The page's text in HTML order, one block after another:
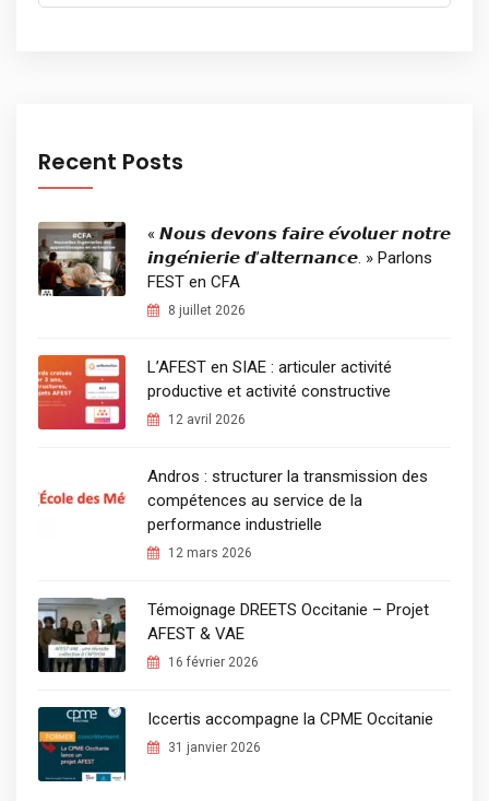
Recent Posts
« 𝙉𝙤𝙪𝙨 𝙙𝙚𝙫𝙤𝙣𝙨 𝙛𝙖𝙞𝙧𝙚 𝙚́𝙫𝙤𝙡𝙪𝙚𝙧 𝙣𝙤𝙩𝙧𝙚
𝙞𝙣𝙜𝙚́𝙣𝙞𝙚𝙧𝙞𝙚 𝙙’𝙖𝙡𝙩𝙚𝙧𝙣𝙖𝙣𝙘𝙚. » Parlons
FEST en CFA
8 juillet 2026
L’AFEST en SIAE : articuler activité
productive et activité constructive
12 avril 2026
Andros : structurer la transmission des
compétences au service de la
performance industrielle
12 mars 2026
Témoignage DREETS Occitanie – Projet
AFEST & VAE
16 février 2026
Iccertis accompagne la CPME Occitanie
31 janvier 2026